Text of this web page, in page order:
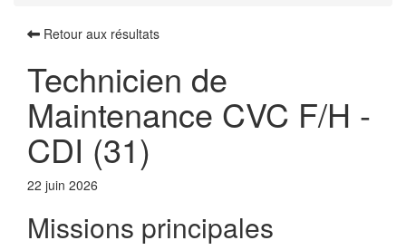
Retour aux résultats
Technicien de
Maintenance CVC F/H -
CDI (31)
22 juin 2026
Missions principales